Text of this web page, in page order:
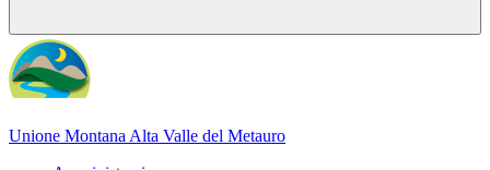
Unione Montana Alta Valle del Metauro